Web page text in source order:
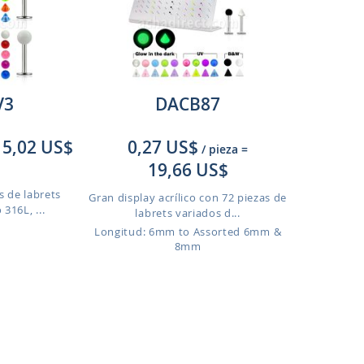
5,02 US$
de labrets
...
DACB87
0,27 US$ / pieza =
19,66 US$
Gran display acrílico con 72 piezas de
labrets variados d...
Longitud: 6mm to Assorted 6mm &
8mm